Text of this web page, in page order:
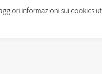
informazioni sui cookies